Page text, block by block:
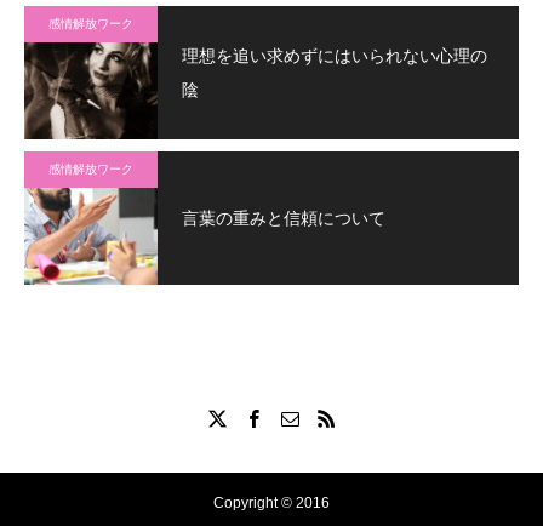
感情解放ワーク
理想を追い求めずにはいられない心理の
陰
感情解放ワーク
言葉の重みと信頼について
Copyright © 2016